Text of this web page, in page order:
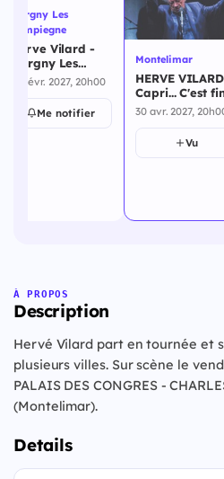
Margny Les
Compiegne
Herve Vilard -
Margny Les
Compiegne - 26
février 2027
26 févr. 2027, 20h00
Me notifier
Montelimar
HERVE
Capri... C'est
... - Montelimar
30 avril 2027
30 avr. 2027,
Vu
À PROPOS
Description
Hervé Vilard part en tournée et
plusieurs villes. Sur scène le
PALAIS DES CONGRES -
(Montelimar).
Details